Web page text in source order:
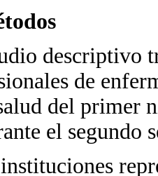
descriptivo
de
del primer
el segundo